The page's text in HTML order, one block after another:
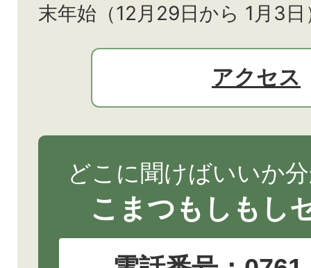
末年始（12月29日から 1月3
アクセス
どこに聞けばいいか
こまつもしもし